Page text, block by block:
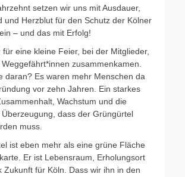
setzen wir uns mit Ausdauer,
und Herzblut für den Schutz der Kölner
– und das mit Erfolg!
eine kleine Feier, bei der Mitglieder,
zusammenkamen.
daran? Es waren mehr Menschen da
vor zehn Jahren. Ein starkes
Wachstum und die
dass der Grüngürtel
muss.
ist eben mehr als eine grüne Fläche
Er ist Lebensraum, Erholungsort
Zukunft für Köln. Dass wir ihn in den